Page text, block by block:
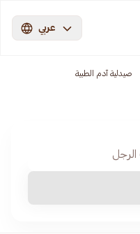
عربي
صيدلية آدم الطبية